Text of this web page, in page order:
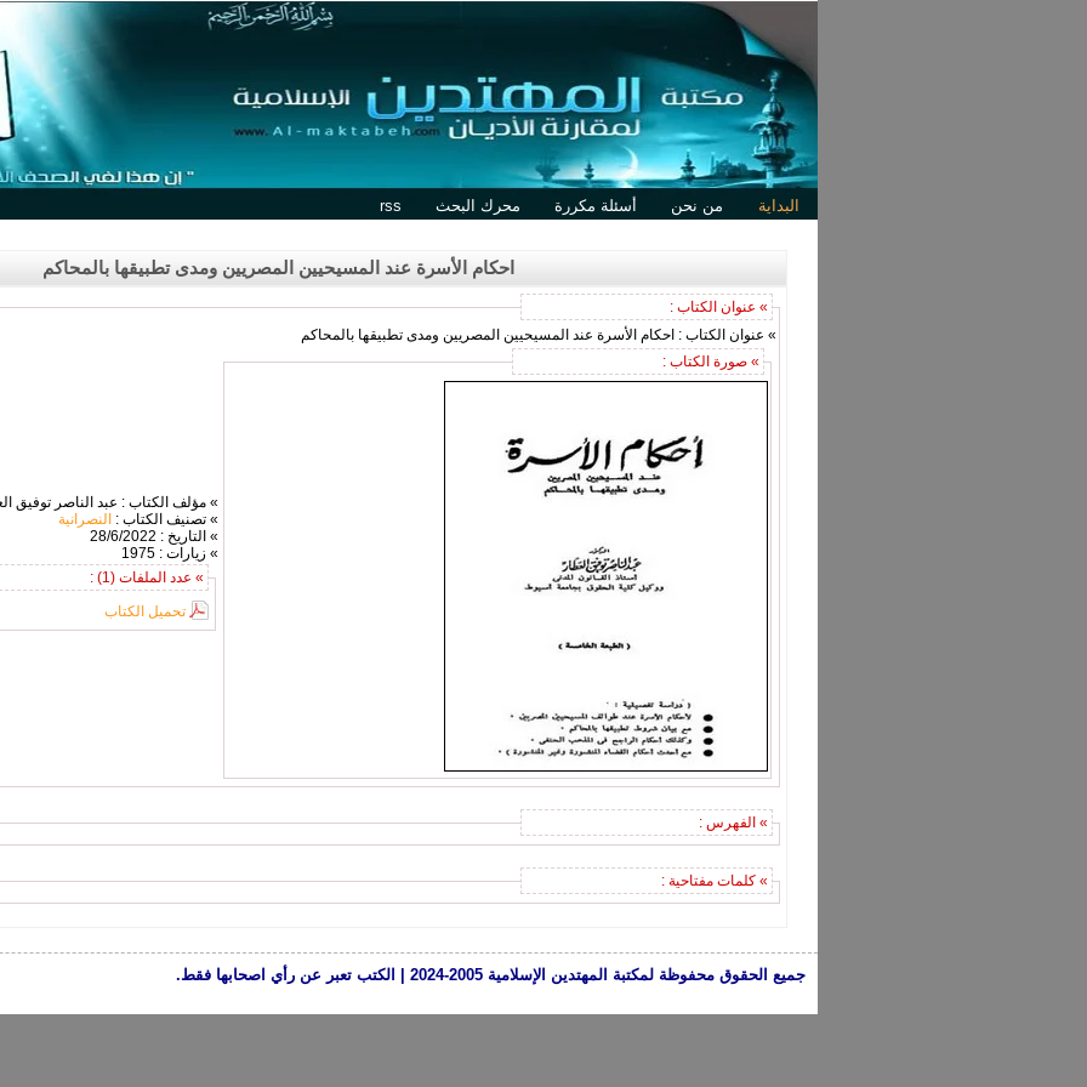
البداية من نحن أسئلة مكررة محرك البحث rss
احكام الأسرة عند المسيحيين المصريين ومدى تطبيقها بالمحاكم
» عنوان الكتاب :
» عنوان الكتاب : احكام الأسرة عند المسيحيين المصريين ومدى تطبيقها بالمحاكم
» صورة الكتاب :
» مؤلف الكتاب : عبد الناصر توفيق
» تصنيف الكتاب : النصرانية
» التاريخ : 28/6/2022
» زيارات : 1975
» عدد الملفات (1) :
تحميل الكتاب
» الفهرس :
» كلمات مفتاحية :
جميع الحقوق محفوظة لمكتبة المهتدين الإسلامية 2005-2024 | الكتب تعبر عن رأي اصحابها فقط.